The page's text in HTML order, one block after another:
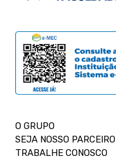
O GRUPO
SEJA NOSSO PARCEIRO
TRABALHE CONOSCO